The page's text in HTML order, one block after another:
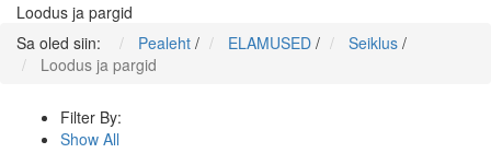
Loodus ja pargid
Sa oled siin:
Pealeht / ELAMUSED / Seiklus /
Loodus ja pargid
Filter By:
Show All